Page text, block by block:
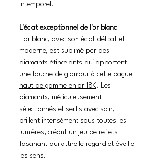
intemporel.
L'éclat exceptionnel de l'or blanc
L'or blanc, avec son éclat délicat et
moderne, est sublimé par des
diamants étincelants qui apportent
une touche de glamour à cette bague
haut de gamme en or 18K. Les
diamants, méticuleusement
sélectionnés et sertis avec soin,
brillent intensément sous toutes les
lumières, créant un jeu de reflets
fascinant qui attire le regard et éveille
les sens.